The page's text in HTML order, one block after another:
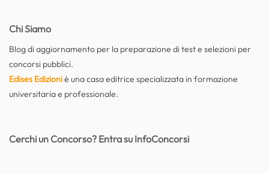
Chi Siamo
Blog di aggiornamento per la preparazione di test e selezioni per
concorsi pubblici.
Edises Edizioniè una casa editrice specializzata in formazione
universitaria e professionale.
Cerchi un Concorso? Entra su InfoConcorsi